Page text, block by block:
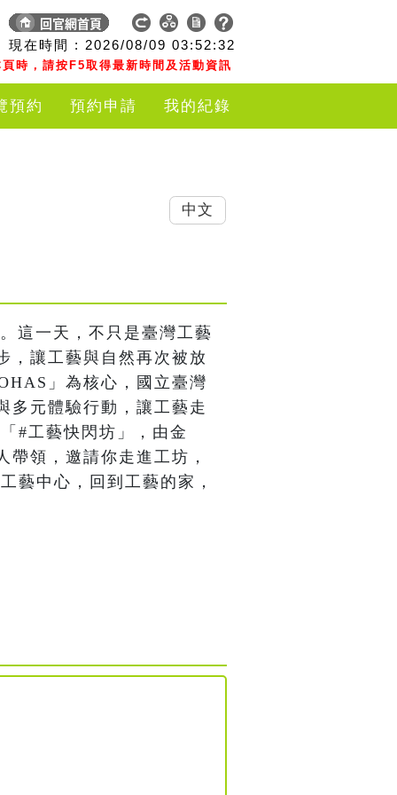
現在時間 : 2026/08/09 03:52:33
時，請按F5取得最新時間及活動資訊
預約 預約申請 我的紀錄
這一天，不只是臺灣工藝
，讓工藝與自然再次被放
」為核心，國立臺灣
多元體驗行動，讓工藝走
#工藝快閃坊」，由金
領，邀請你走進工坊，
藝中心，回到工藝的家，